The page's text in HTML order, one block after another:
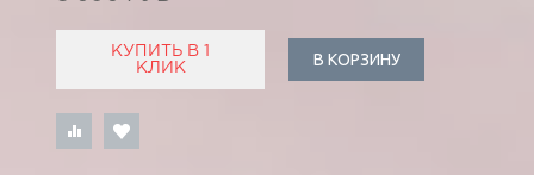
КУПИТЬ В 1
КЛИК
В КОРЗИНУ